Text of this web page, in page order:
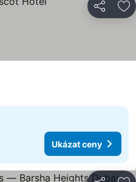
Sdílet
Ukázat ceny